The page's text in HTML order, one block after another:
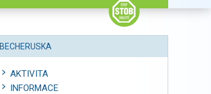
BECHERUSKA
AKTIVITA
INFORMACE